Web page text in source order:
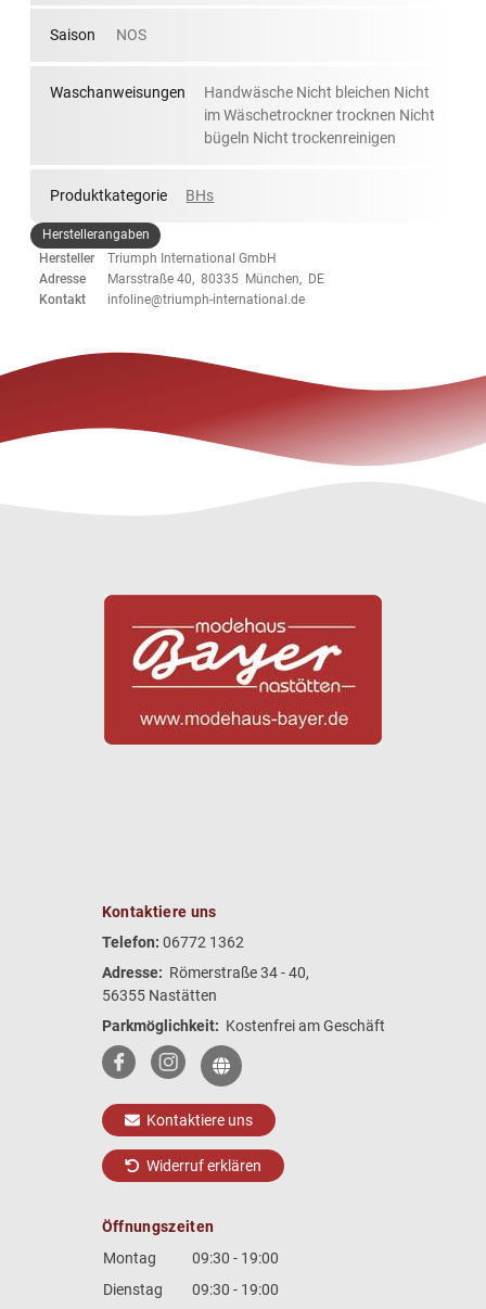
Saison NOS
Waschanweisungen
Handwäsche Nicht bleichen Nicht
im Wäschetrockner trocknen Nicht
bügeln Nicht trockenreinigen
Produktkategorie BHs
Herstellerangaben
Hersteller
Triumph International GmbH
Adresse
Marsstraße 40, 80335 München, DE
Kontakt
infoline@triumph-international.de
Kontaktiere uns
Telefon: 06772 1362
Adresse: Römerstraße 34 - 40,
56355 Nastätten
Parkmöglichkeit: Kostenfrei am Geschäft
Kontaktiere uns
Widerruf erklären
Öffnungszeiten
Montag
09:30 - 19:00
Dienstag
09:30 - 19:00